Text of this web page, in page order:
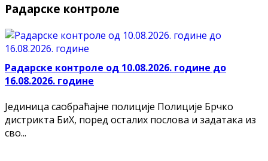
Радарске контроле
Радарске контроле од 10.08.2026. године до
16.08.2026. године
Јединица саобраћајне полиције Полиције Брчко
дистрикта БиХ, поред осталих послова и задатака из
сво...